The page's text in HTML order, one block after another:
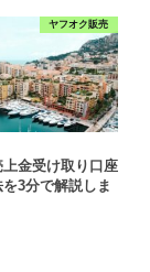
ヤフオク販売
金受け取り口座
3分で解説しま